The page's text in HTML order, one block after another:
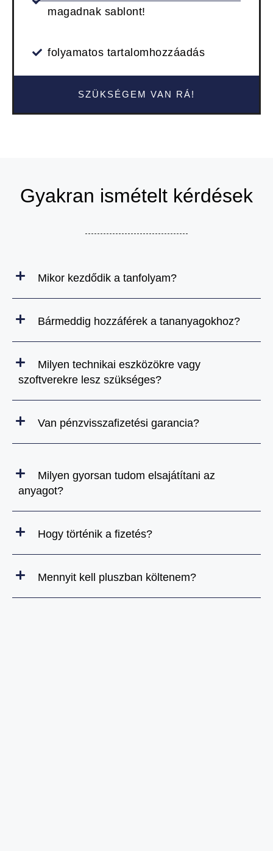
magadnak sablont!
folyamatos tartalomhozzáadás
SZÜKSÉGEM VAN RÁ!
Gyakran ismételt kérdések
Mikor kezdődik a tanfolyam?
Bármeddig hozzáférek a tananyagokhoz?
Milyen technikai eszközökre vagy
szoftverekre lesz szükséges?
Van pénzvisszafizetési garancia?
Milyen gyorsan tudom elsajátítani az
anyagot?
Hogy történik a fizetés?
Mennyit kell pluszban költenem?